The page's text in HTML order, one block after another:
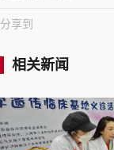
分享到
相关新闻